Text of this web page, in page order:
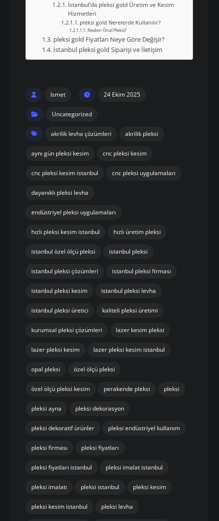
İstanbul’da pleksi gold Üretim ve Kesim
Hizmetleri
pleksi gold Nerelerde Kullanılır?
Neden Önal Pleksi?
pleksi gold Fiyatları Neye Göre Değişir?
İstanbul pleksi gold Siparişi ve İletişim
Ismet 24 Ekim 2025
Uncategorized
akrilik levha çözümleri akrilik pleksi
aynı gün pleksi kesim cnc pleksi kesim
cnc pleksi kesim istanbul cnc pleksi uygulamaları
dayanıklı pleksi levha
endüstriyel pleksi uygulamaları
hızlı pleksi kesim istanbul hızlı üretim pleksi
istanbul özel ölçü pleksi istanbul pleksi
istanbul pleksi çözümleri istanbul pleksi firması
istanbul pleksi kesim istanbul pleksi levha
istanbul pleksi üretici kaliteli pleksi üretimi
kurumsal pleksi çözümleri lazer kesim pleksi
lazer pleksi kesim lazer pleksi kesim istanbul
opal pleksi özel ölçü pleksi
özel ölçü pleksi kesim perakende pleksi pleksi
pleksi ayna pleksi dekorasyon
pleksi dekoratif ürünler pleksi endüstriyel kullanım
pleksi firması pleksi fiyatları
pleksi fiyatları istanbul pleksi imalat istanbul
pleksi imalatı pleksi istanbul pleksi kesim
pleksi kesim istanbul pleksi levha